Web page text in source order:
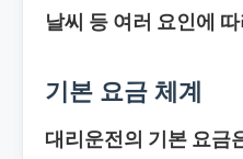
날씨 등 여러 요인에
기본 요금 체계
대리운전의 기본 요금